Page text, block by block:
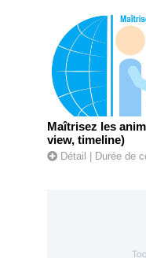
Maîtrisez les
view, timeline)
Détail | Durée de